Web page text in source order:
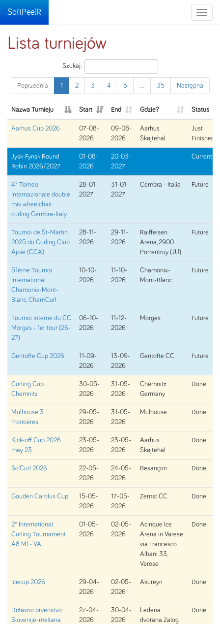
Toggle
SoftPeelR
Lista turniejów
Szukaj:
Poprzednia 1 2 3 4 5 … 35 Następna
Nazwa Turnieju Start End Gdzie? Status
Aarhus Cup 2026
07-08-
2026
09-08-
2026
Aarhus
Skøjtehal
Just
Finished
Jysk-Fynsk Round
Robin 2026/2027
01-08-
2026
20-03-
2027
Current
4° Torneo
Internazionale double
mix wheelchair
curling Cembra-Italy
28-01-
2027
31-01-
2027
Cembra - Italia Future
Tournoi de St-Martin
2025 du Curling Club
Ajoie (CCA)
28-11-
2026
29-11-
2026
Raiffeisen
Arena, 2900
Porrentruy (JU)
Future
51ème Tournoi
International
Chamonix-Mont-
Blanc, ChamCurl
10-10-
2026
11-10-
2026
Chamonix-
Mont-Blanc
Future
Tournoi interne du CC
Morges - 1er tour (26-
27)
06-10-
2026
11-12-
2026
Morges Future
Gentofte Cup 2026
11-09-
2026
13-09-
2026
Gentofte CC Future
Curling Cup
Chemnitz
30-05-
2026
31-05-
2026
Chemnitz
Germany
Done
Mulhouse 3
Frontières
29-05-
2026
31-05-
2026
Mulhouse Done
Kick-off Cup 2026
may 23.
23-05-
2026
23-05-
2026
Aarhus
Skøjtehal
Done
So'Curl 2026
22-05-
2026
24-05-
2026
Besançon Done
Gouden Carolus Cup
15-05-
2026
17-05-
2026
Zemst CC Done
2° International
Curling Tournament
A8 MI - VA
01-05-
2026
02-05-
2026
Acinque Ice
Arena in Varese
via Francesco
Albani 33,
Varese
Done
Icecup 2026
29-04-
2026
02-05-
2026
Akureyri Done
Državno prvenstvo
Slovenije-mešana
27-04-
2026
30-04-
2026
Ledena
dvorana Zalog
Done